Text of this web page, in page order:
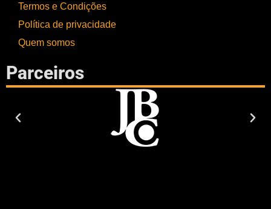
Termos e Condições
Política de privacidade
Quem somos
Parceiros